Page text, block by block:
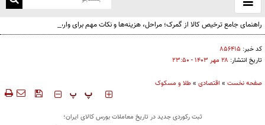
و
راهنمای جامع ترخیص کالا از گمرک؛ مراحل، هزینه‌ها و نکات مهم برای واردکنندگان
کد خبر: ۸۵۶۴۱۵
تاریخ انتشار: ۲۸ مهر ۱۴۰۳ - ۲۳:۵۰
صفحه نخست » اقتصادی »طلا و مسکوک
‍‍‍ پ پ
ثبت رکوردی جدید در تاریخ معاملات بورس کالای ایران؛